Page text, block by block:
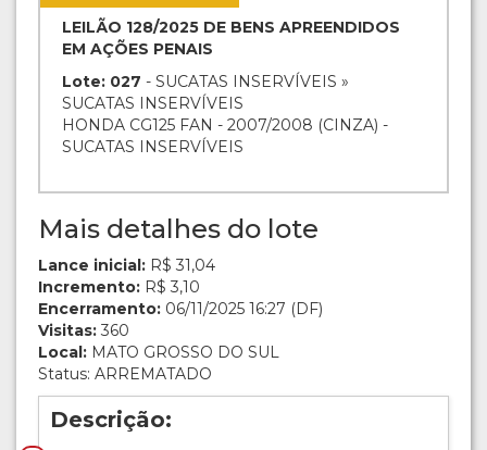
LEILÃO 128/2025 DE BENS APREENDIDOS
EM AÇÕES PENAIS
Lote: 027 - SUCATAS INSERVÍVEIS »
SUCATAS INSERVÍVEIS
HONDA CG125 FAN - 2007/2008 (CINZA) -
SUCATAS INSERVÍVEIS
Mais detalhes do lote
Lance inicial: R$ 31,04
Incremento: R$ 3,10
Encerramento: 06/11/2025 16:27 (DF)
Visitas: 360
Local: MATO GROSSO DO SUL
Status: ARREMATADO
Descrição: